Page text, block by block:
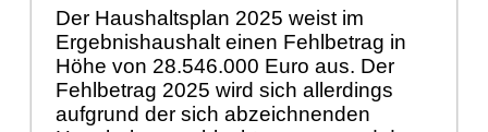
Der Haushaltsplan 2025 weist im
Ergebnishaushalt einen Fehlbetrag in
Höhe von 28.546.000 Euro aus. Der
Fehlbetrag 2025 wird sich allerdings
aufgrund der sich abzeichnenden